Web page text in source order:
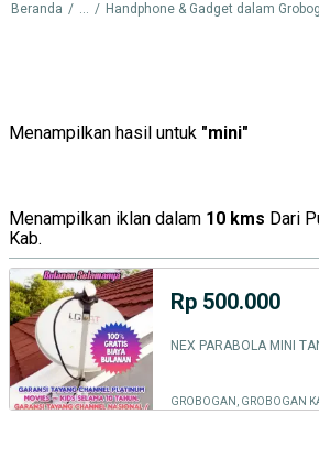
Beranda / ... / Handphone & Gadget dalam
Menampilkan hasil untuk "mini"
Menampilkan iklan dalam 10 kms Dari
Kab.
Rp 500.000
GROBOGAN, GROBOGAN